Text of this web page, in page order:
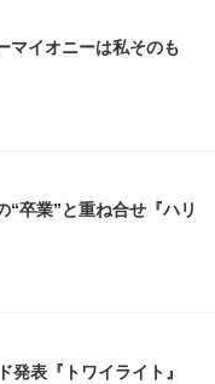
マイオニーは私そのも
卒業”と重ね合せ『ハリ
発表『トワイライト』